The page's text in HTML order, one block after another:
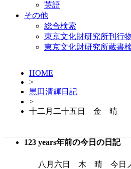
英語
その他
総合検索
東京文化財研究所刊行
東京文化財研究所蔵書
HOME
>
黒田清輝日記
>
十二月二十五日 金 晴
123 years年前の今日の日記
八月六日 木 晴 今日ノ